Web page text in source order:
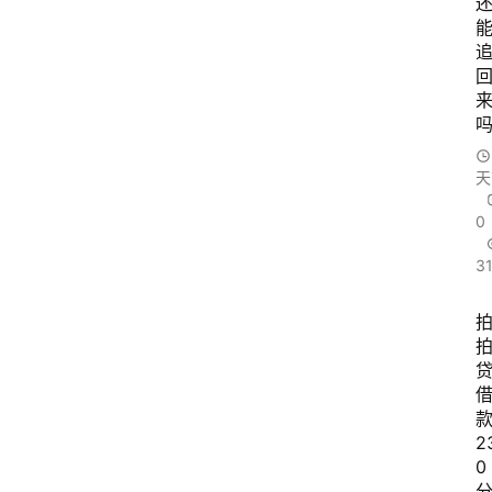
能
追
回
来
吗
0
31
拍
拍
贷
借
款
0